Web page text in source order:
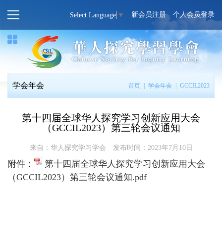
Select Language ▼ 新会员注册 个人会员登录
学会年会 首页 学会年会 GCCIL2023
第十四届全球华人探究学习创新应用大会
（GCCIL2023）第三轮会议通知
来自：华人探究学习学会 发布时间：2023年7月10日
附件：
第十四届全球华人探究学习创新应用大会
（GCCIL2023）第三轮会议通知.pdf